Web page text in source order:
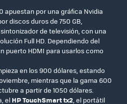
apuestan por una gráfica Nvidia
discos duros de 750 GB,
de televisión, con una
Full HD. Dependiendo del
puerto HDMI para usarlos como
en los 900 dólares, estando
mientras que la gama 600
a partir de 1050 dólares.
el HP TouchSmart tx2 , el portátil